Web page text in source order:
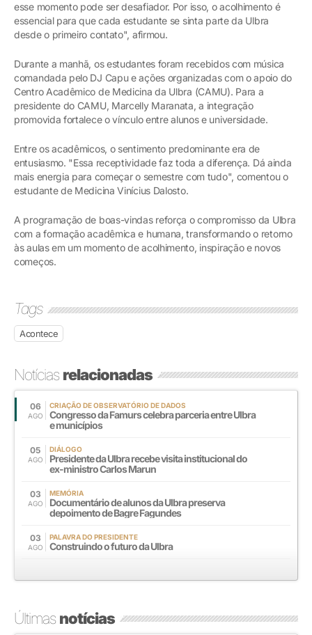
esse momento pode ser desafiador. Por isso, o acolhimento é
essencial para que cada estudante se sinta parte da Ulbra
desde o primeiro contato", afirmou.
Durante a manhã, os estudantes foram recebidos com música
comandada pelo DJ Capu e ações organizadas com o apoio do
Centro Acadêmico de Medicina da Ulbra (CAMU). Para a
presidente do CAMU, Marcelly Maranata, a integração
promovida fortalece o vínculo entre alunos e universidade.
Entre os acadêmicos, o sentimento predominante era de
entusiasmo. "Essa receptividade faz toda a diferença. Dá ainda
mais energia para começar o semestre com tudo", comentou o
estudante de Medicina Vinícius Dalosto.
A programação de boas-vindas reforça o compromisso da Ulbra
com a formação acadêmica e humana, transformando o retorno
às aulas em um momento de acolhimento, inspiração e novos
começos.
Tags
Acontece
Notíciasrelacionadas
06
AGO
CRIAÇÃO DE OBSERVATÓRIO DE DADOS
Congresso da Famurs celebra parceria entre Ulbra
e municípios
05
AGO
DIÁLOGO
Presidente da Ulbra recebe visita institucional do
ex-ministro Carlos Marun
03
AGO
MEMÓRIA
Documentário de alunos da Ulbra preserva
depoimento de Bagre Fagundes
03
AGO
PALAVRA DO PRESIDENTE
Construindo o futuro da Ulbra
Últimasnotícias